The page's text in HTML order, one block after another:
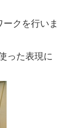
クを行いま
った表現に